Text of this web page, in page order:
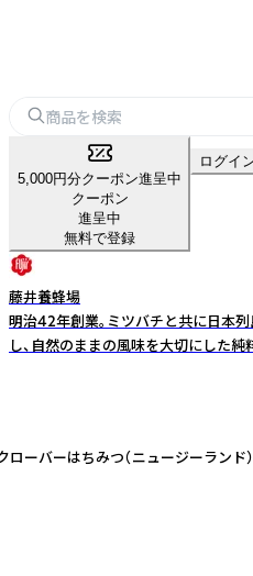
5,000円分クーポン進呈中
クーポン
進呈中
無料で登録
ログイ
藤井養蜂場
明治42年創業。ミツバチと共に日本列
し、自然のままの風味を大切にした純
ーバーはちみつ（ニュー